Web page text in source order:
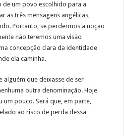
um povo escolhido para a
as três mensagens angélicas,
Portanto, se perdermos a noção
não teremos uma visão
concepção clara da identidade
ela caminha.
alguém que deixasse de ser
outra denominação. Hoje
pouco. Será que, em parte,
ao risco de perda dessa